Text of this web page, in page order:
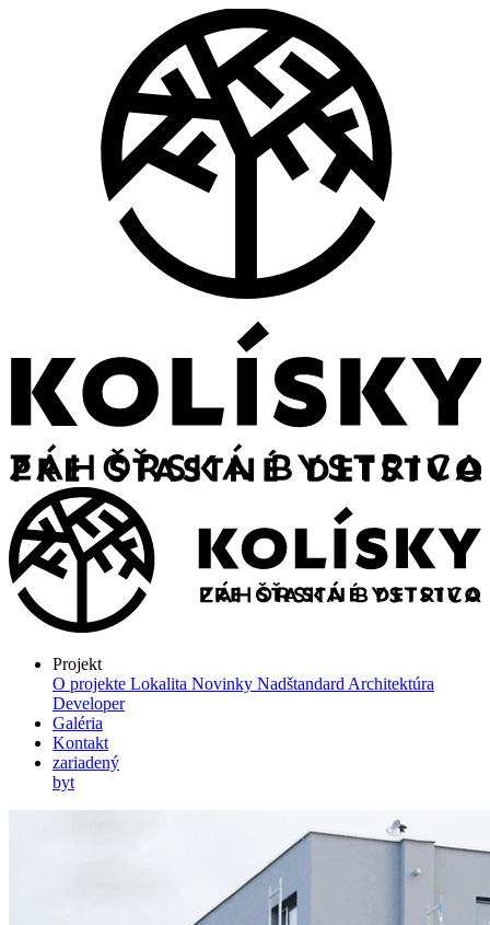
Projekt
O projekte Lokalita Novinky Nadštandard Architektúra
Developer
Galéria
Kontakt
zariadený
byt